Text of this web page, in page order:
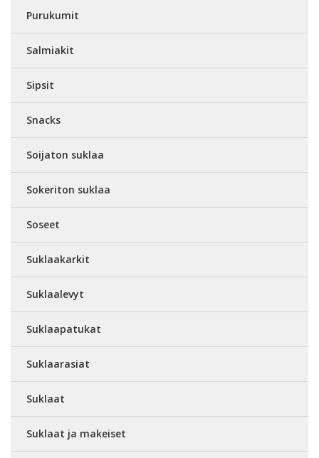
Purukumit
Salmiakit
Sipsit
Snacks
Soijaton suklaa
Sokeriton suklaa
Soseet
Suklaakarkit
Suklaalevyt
Suklaapatukat
Suklaarasiat
Suklaat
Suklaat ja makeiset